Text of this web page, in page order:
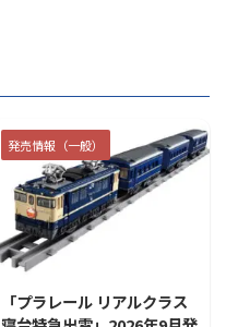
発売情報（一般）
「プラレール リアルクラス